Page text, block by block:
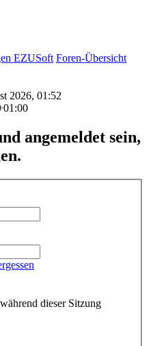
EZUSoft Foren-Übersicht
2026, 01:52
angemeldet sein,
dieser Sitzung